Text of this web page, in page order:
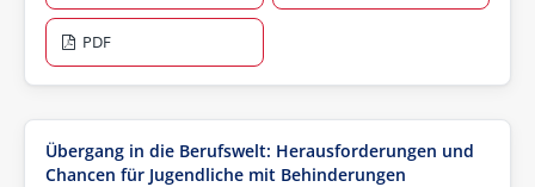
PDF
Übergang in die Berufswelt: Herausforderungen und
Chancen für Jugendliche mit Behinderungen